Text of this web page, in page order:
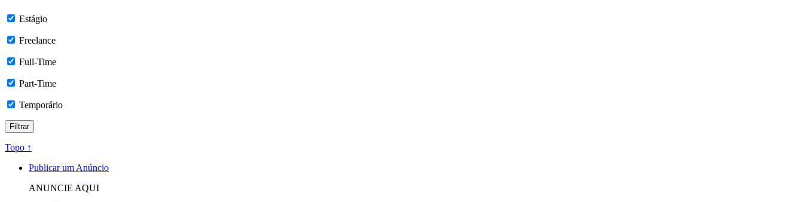
Estágio
Freelance
Full-Time
Part-Time
Temporário
Topo ↑
Publicar um Anúncio
ANUNCIE AQUI